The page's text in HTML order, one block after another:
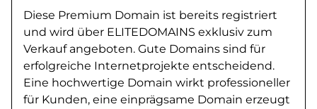
Diese Premium Domain ist bereits registriert
und wird über ELITEDOMAINS exklusiv zum
Verkauf angeboten. Gute Domains sind für
erfolgreiche Internetprojekte entscheidend.
Eine hochwertige Domain wirkt professioneller
für Kunden, eine einprägsame Domain erzeugt